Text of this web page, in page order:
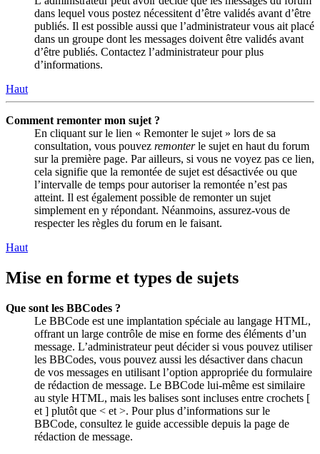
dans lequel vous postez nécessitent d’être validés avant d’être
publiés. Il est possible aussi que l’administrateur vous ait placé
dans un groupe dont les messages doivent être validés avant
d’être publiés. Contactez l’administrateur pour plus
d’informations.
Haut
Comment remonter mon sujet ?
En cliquant sur le lien « Remonter le sujet » lors de sa
consultation, vous pouvez remonterle sujet en haut du forum
sur la première page. Par ailleurs, si vous ne voyez pas ce lien,
cela signifie que la remontée de sujet est désactivée ou que
l’intervalle de temps pour autoriser la remontée n’est pas
atteint. Il est également possible de remonter un sujet
simplement en y répondant. Néanmoins, assurez-vous de
respecter les règles du forum en le faisant.
Haut
Mise en forme et types de sujets
Que sont les BBCodes ?
Le BBCode est une implantation spéciale au langage HTML,
offrant un large contrôle de mise en forme des éléments d’un
message. L’administrateur peut décider si vous pouvez utiliser
les BBCodes, vous pouvez aussi les désactiver dans chacun
de vos messages en utilisant l’option appropriée du formulaire
de rédaction de message. Le BBCode lui-même est similaire
au style HTML, mais les balises sont incluses entre crochets [
et ] plutôt que < et >. Pour plus d’informations sur le
BBCode, consultez le guide accessible depuis la page de
rédaction de message.